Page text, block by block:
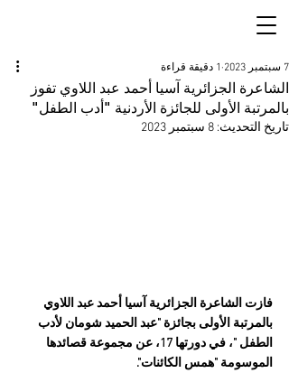
الشاعرة الجزائرية آسيا أحمد عبد اللاوي تفوز
بالمرتبة الأولى للجائزة الأردنية "أدب الطفل"
7 سبتمبر 2023 1 دقيقة قراءة
تاريخ التحديث: 8 سبتمبر 2023
فازت الشاعرة الجزائرية آسيا أحمد عبد اللاوي
بالمرتبة الأولى بجائزة "عبد الحميد شومان لأدب
الطفل "، في دورتها 17، عن مجموعة قصائدها
الموسومة "همس الكائنات".